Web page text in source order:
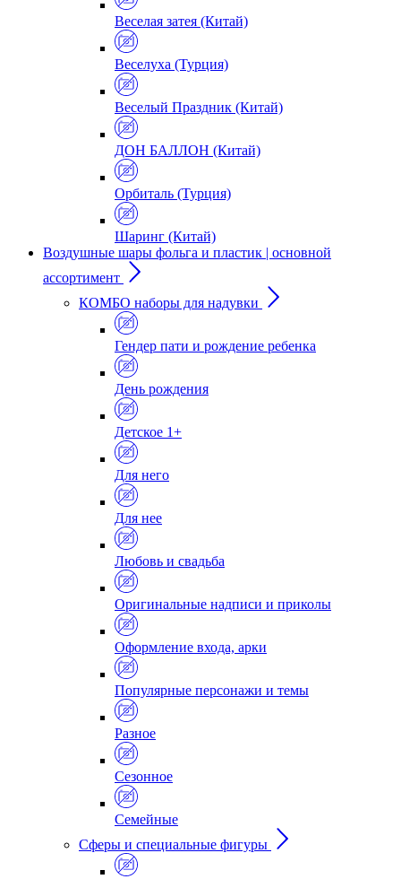
Веселая затея (Китай)
Веселуха (Турция)
Веселый Праздник (Китай)
ДОН БАЛЛОН (Китай)
Орбиталь (Турция)
Шаринг (Китай)
Воздушные шары фольга и пластик | основной
ассортимент
КОМБО наборы для надувки
Гендер пати и рождение ребенка
День рождения
Детское 1+
Для него
Для нее
Любовь и свадьба
Оригинальные надписи и приколы
Оформление входа, арки
Популярные персонажи и темы
Разное
Сезонное
Семейные
Сферы и специальные фигуры